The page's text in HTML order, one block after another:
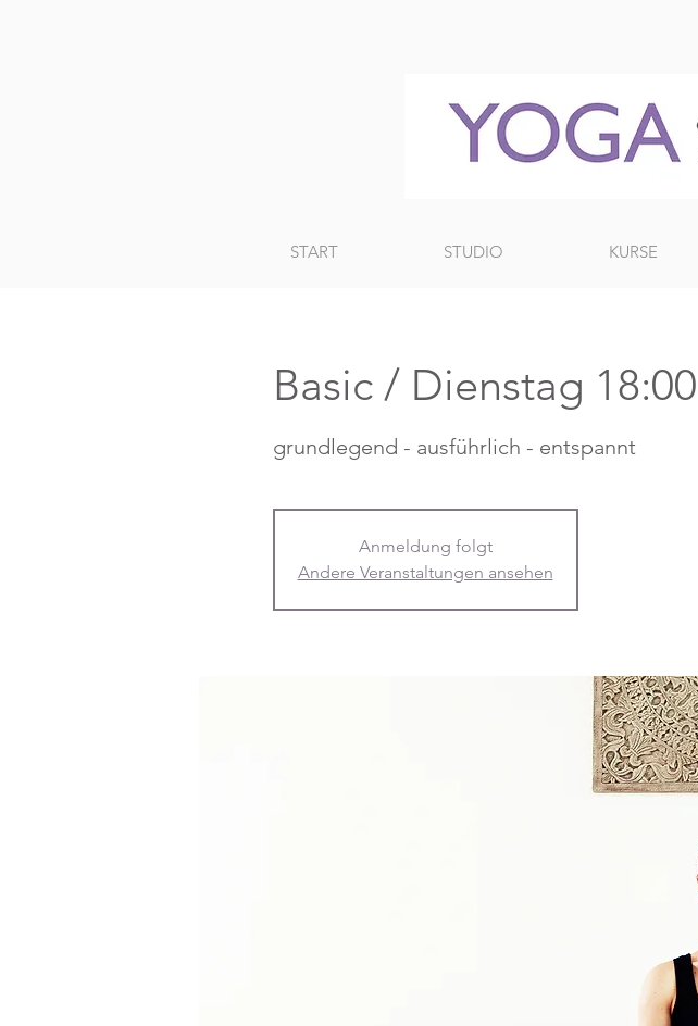
START STUDIO KURSE
Basic / Dienstag
grundlegend - ausführlich - entspannt
Anmeldung folgt
Andere Veranstaltungen ansehen